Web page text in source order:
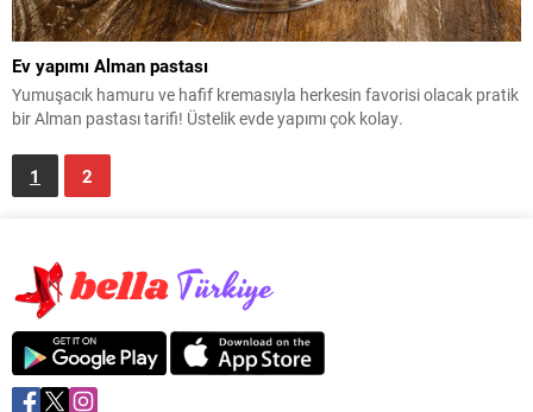
Ev yapımı Alman pastası
Yumuşacık hamuru ve hafif kremasıyla herkesin favorisi olacak pratik
bir Alman pastası tarifi! Üstelik evde yapımı çok kolay.
1 2